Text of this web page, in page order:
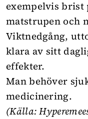
exempelvis brist
matstrupen och
Viktnedgång,
klara av sitt
effekter.
Man behöver
medicinering.
(Källa: